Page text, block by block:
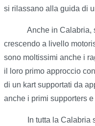
si rilassano alla guida di
Anche in Calabria,
crescendo a livello
sono moltissimi anche i
il loro primo approccio
di un kart supportati da
anche i primi supporters
In tutta la Calabria